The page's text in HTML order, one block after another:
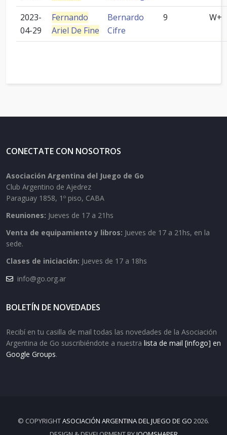
2023-
04-29
Fernando
Ariel De Fine
Bernardo
Cifre
9 W+
CONECTATE CON NOSOTROS
Asociación Argentina del Juego de Go
Club Argentino de Ajedrez
Paraguay 1858, 1º piso, CABA
Reuniones: Jueves de 17 a 21hs
Venta de equipamiento y libros: Jueves de 17 a 21hs, en la
sede.
Clases de iniciación: Jueves de 17 a 18hs
info@go.org.ar
BOLETÍN DE NOVEDADES
Recibí en tu casilla de mail todas las novedades de la Asociación
Argentina de Go suscribiéndote a nuestra lista de mail [infogo] en
Google Groups.
© COPYRIGHTASOCIACIÓN ARGENTINA DEL JUEGO DE GO 2026.